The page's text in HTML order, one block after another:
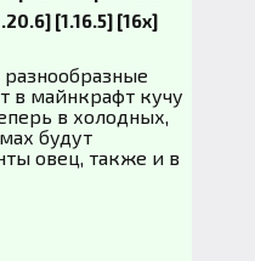
[1.16.5] [16x]
в майнкрафт кучу
в холодных,
будут
овец, также и в